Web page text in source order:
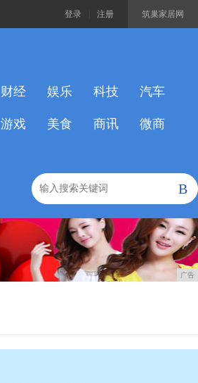
筑巢家居网
登录 注册
财经 娱乐 科技 汽车
游戏 美食 商讯 微商
B
广告